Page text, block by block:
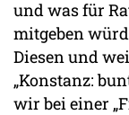
und was für
mitgeben
Diesen und
„Konstanz:
wir bei einer